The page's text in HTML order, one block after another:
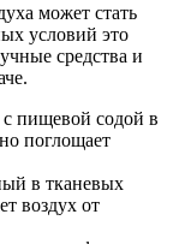
может стать
условий это
средства и
с пищевой содой в
поглощает
в тканевых
воздух от